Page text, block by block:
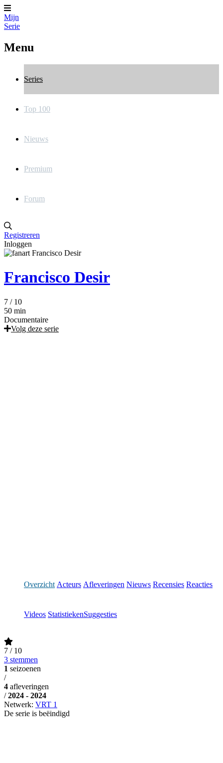
Mijn
Serie
Menu
Series
Top 100
Nieuws
Premium
Forum
Registreren
Inloggen
Francisco Desir
7 / 10
50 min
Documentaire
Volg deze serie
Overzicht Acteurs Afleveringen Nieuws Recensies Reacties
Videos StatistiekenSuggesties
7 / 10
3 stemmen
1 seizoenen
/
4 afleveringen
/ 2024 - 2024
Netwerk: VRT 1
De serie is beëindigd